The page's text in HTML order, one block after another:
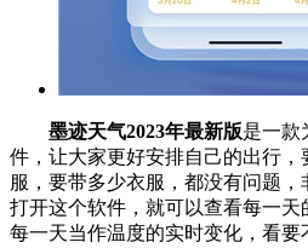
墨迹天气2023年最新版是一款
件，让大家更好安排自己的出行
服，要带多少衣服，都没有问题
打开这个软件，就可以查看每一
每一天当作温度的实时变化，看